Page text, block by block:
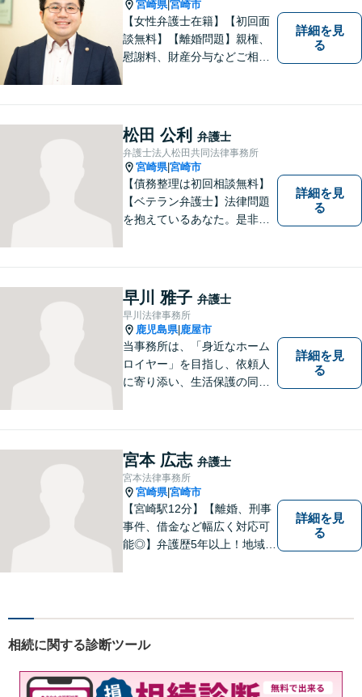
宮崎県|宮崎市
【女性弁護士在籍】【初回面
談無料】【離婚問題】親権、
慰謝料、財産分与などご相談
相談ください。ご依頼後はLIN
Eやメールでの対応も可能です
【メガドンキ隣】
詳細を見
る
松田 公利 弁護士
弁護士法人松田共同法律事務所
宮崎県|宮崎市
【債務整理は初回相談無料】
【ベテラン弁護士】法律問題
を抱えているあなた。是非一
詳細を見
る
早川 雅子 弁護士
早川法律事務所
鹿児島県| 鹿屋市
当事務所は、「身近なホーム
ロイヤー」を目指し、依頼人
に寄り添い、生活保護の同行
っております。
詳細を見
る
宮本 広志 弁護士
宮本法律事務所
宮崎県|宮崎市
【宮崎駅12分】【離婚、刑事
事件、借金など幅広く対応可
能◎】弁護歴5年以上！地域に
にご相談ください。迅速・適
す。
詳細を見
る
相続に関する診断ツール